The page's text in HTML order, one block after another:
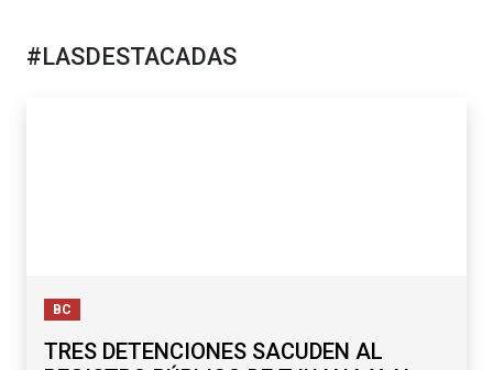
#LASDESTACADAS
BC
TRES DETENCIONES SACUDEN AL